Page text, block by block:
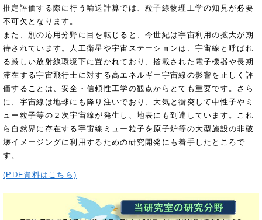
推定評価する際に行う輸送計算では、粒子線物理工学の知見が必要
不可欠となります。
また、別の応用分野に目を転じると、今世紀は宇宙利用の拡大が期
待されています。人工衛星や宇宙ステーションは、宇宙線と呼ばれ
る厳しい放射線環境下に置かれており、搭載された電子機器や長期
滞在する宇宙飛行士に対する高エネルギー宇宙線の影響を正しく評
価することは、安全・信頼性工学の観点からとても重要です。さら
に、宇宙線は地球にも降り注いでおり、大気と衝突して中性子やミ
ュー粒子等の２次宇宙線が発生し、地表にも到達しています。これ
ら自然界に存在する宇宙線ミュー粒子を原子炉等の大型施設の非破
壊イメージングに利用するための研究開発にも着手したところで
す。
(PDF資料はこちら)